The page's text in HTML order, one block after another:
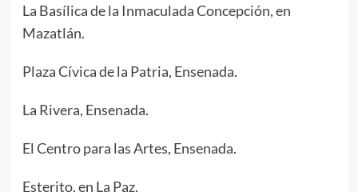
La Basílica de la Inmaculada Concepción, en
Mazatlán.
Plaza Cívica de la Patria, Ensenada.
La Rivera, Ensenada.
El Centro para las Artes, Ensenada.
Esterito, en La Paz.